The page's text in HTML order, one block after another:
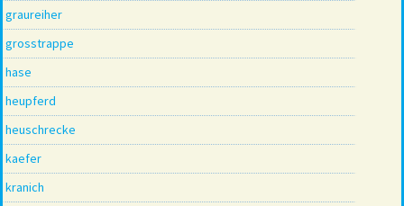
graureiher
grosstrappe
hase
heupferd
heuschrecke
kaefer
kranich